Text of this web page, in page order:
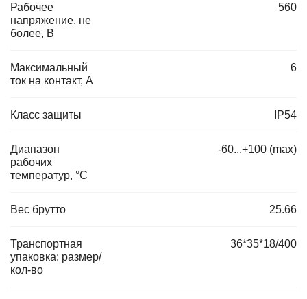
Рабочее
напряжение, не
более, В
560
Максимальный
ток на контакт, А
6
Класс защиты IP54
Диапазон
рабочих
температур, °C
-60...+100 (max)
Вес брутто 25.66
Транспортная
упаковка: размер/
кол-во
36*35*18/400